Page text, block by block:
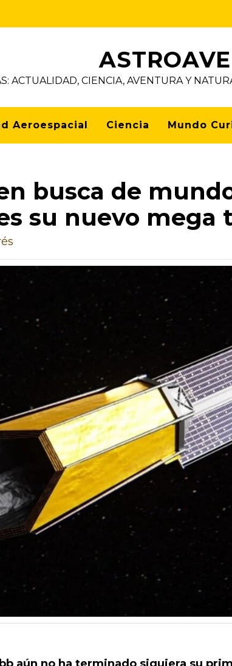
ACTUALIDAD, CIENCIA, AVENTURA Y
Aeroespacial Ciencia Mundo
busca de
su nuevo mega
aún no ha terminado siquiera su